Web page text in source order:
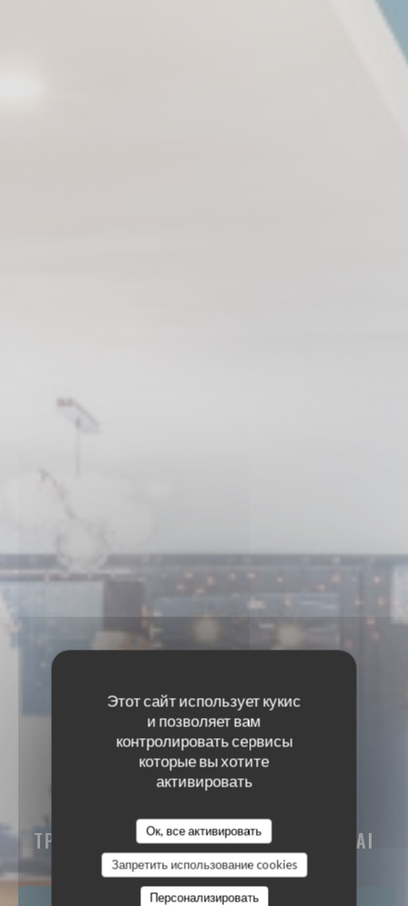
Этот сайт использует кукис
и позволяет вам
контролировать сервисы
которые вы хотите
активировать
Ок, все активировать
Запретить использование cookies
Персонализировать
O'MOULES
O'MOULES
ТРАДИЦИОННЫЙ РЕСТОРАН TOURNAI
ЗАБРОНИРОВАТЬ СТОЛИК